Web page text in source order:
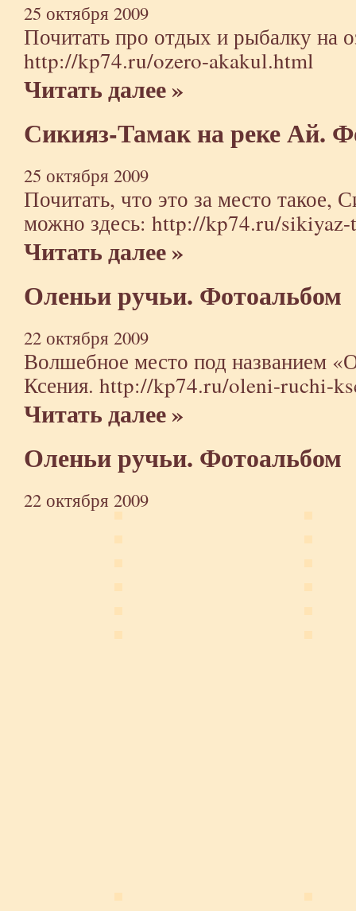
25 октября 2009
Почитать про отдых и рыбалку на
http://kp74.ru/ozero-akakul.html
Читать далее »
Сикияз-Тамак на реке Ай.
25 октября 2009
Почитать, что это за место такое,
можно здесь: http://kp74.ru/sikiyaz-
Читать далее »
Оленьи ручьи. Фотоальбом
22 октября 2009
Волшебное место под названием
Ксения. http://kp74.ru/oleni-ruchi-
Читать далее »
Оленьи ручьи. Фотоальбом
22 октября 2009